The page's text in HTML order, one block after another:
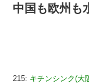
中国も欧州も
215: キチンシンク(大